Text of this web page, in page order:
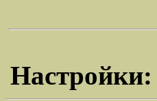
Настройки: